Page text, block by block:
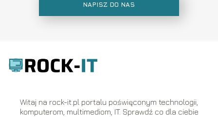
NAPISZ DO NAS
Witaj na rock-it.pl portalu poświęconym technologii,
komputerom, multimediom, IT. Sprawdź co dla ciebie